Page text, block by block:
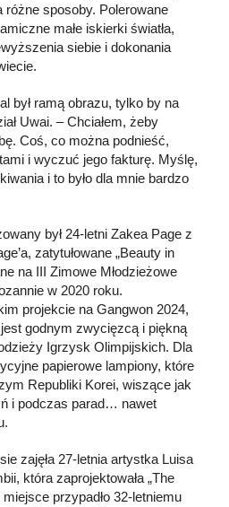
różne sposoby. Polerowane
małe iskierki światła,
siebie i dokonania
był ramą obrazu, tylko by na
Uwai. – Chciałem, żeby
Coś, co można podnieść,
i wyczuć jego fakturę. Myślę,
i to było dla mnie bardzo
był 24-letni Zakea Page z
zatytułowane „Beauty in
na III Zimowe Młodzieżowe
w 2020 roku.
projekcie na Gangwon 2024,
jest godnym zwycięzcą i piękną
Igrzysk Olimpijskich. Dla
papierowe lampiony, które
Republiki Korei, wiszące jak
i podczas parad… nawet
zajęła 27-letnia artystka Luisa
która zaprojektowała „The
przypadło 32-letniemu